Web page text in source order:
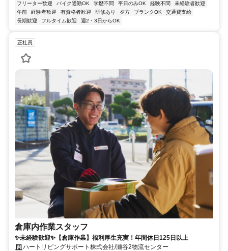
フリーター歓迎
バイク通勤OK 学歴不問 平日のみOK 経験不問
未経験者歓迎
午前
経験者歓迎 有資格者歓迎 研修あり 夕方 ブランクOK
交通費支給
長期歓迎
フルタイム歓迎 週2・3日からOK
正社員
倉庫内作業スタッフ
✨未経験歓迎✨【倉庫作業】福利厚生充実！年間休日125日以上
ハートリビングサポート株式会社/瀬谷2物流センター